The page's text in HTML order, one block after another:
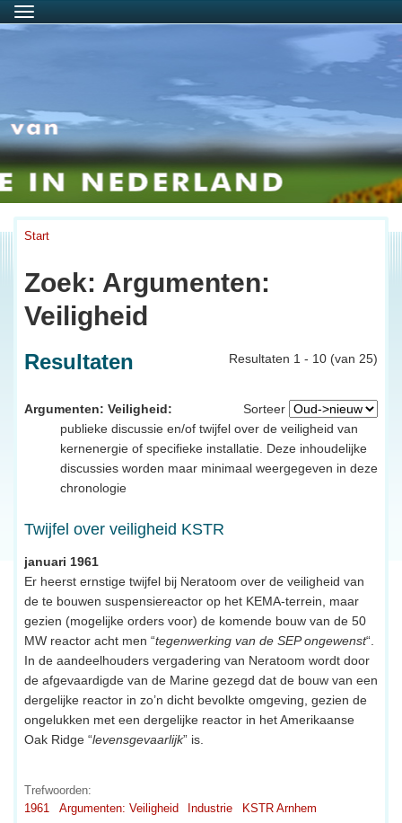
Menu
Start
Zoek: Argumenten:
Veiligheid
Resultaten 1 - 10 (van 25)
Resultaten
Sorteer
Argumenten: Veiligheid:
publieke discussie en/of twijfel over de veiligheid van
kernenergie of specifieke installatie. Deze inhoudelijke
discussies worden maar minimaal weergegeven in deze
chronologie
Twijfel over veiligheid KSTR
januari 1961
Er heerst ernstige twijfel bij Neratoom over de veiligheid van
de te bouwen suspensiereactor op het KEMA-terrein, maar
gezien (mogelijke orders voor) de komende bouw van de 50
MW reactor acht men “tegenwerking van de SEP ongewenst“.
In de aandeelhouders vergadering van Neratoom wordt door
de afgevaardigde van de Marine gezegd dat de bouw van een
dergelijke reactor in zo’n dicht bevolkte omgeving, gezien de
ongelukken met een dergelijke reactor in het Amerikaanse
Oak Ridge “levensgevaarlijk” is.
Trefwoorden:
1961
Argumenten: Veiligheid Industrie KSTR Arnhem